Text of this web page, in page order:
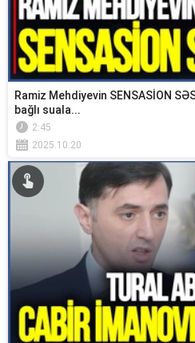
Ramiz Mehdiyevin SENSASİON
bağlı suala...
2:45
2025.10.20